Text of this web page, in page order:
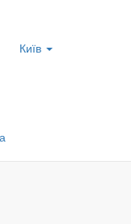
Київ